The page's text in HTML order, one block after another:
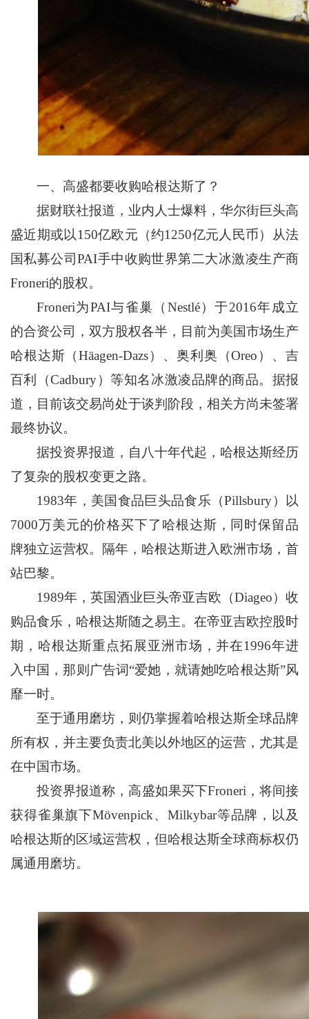
一、高盛都要收购哈根达斯了？
据财联社报道，业内人士爆料，华尔街巨头高
盛近期或以150亿欧元（约1250亿元人民币）从法
国私募公司PAI手中收购世界第二大冰激凌生产商
Froneri的股权。
Froneri为PAI与雀巢（Nestlé）于2016年成立
的合资公司，双方股权各半，目前为美国市场生产
哈根达斯（Häagen-Dazs）、奥利奥（Oreo）、吉
百利（Cadbury）等知名冰激凌品牌的商品。据报
道，目前该交易尚处于谈判阶段，相关方尚未签署
最终协议。
据投资界报道，自八十年代起，哈根达斯经历
了复杂的股权变更之路。
1983年，美国食品巨头品食乐（Pillsbury）以
7000万美元的价格买下了哈根达斯，同时保留品
牌独立运营权。隔年，哈根达斯进入欧洲市场，首
站巴黎。
1989年，英国酒业巨头帝亚吉欧（Diageo）收
购品食乐，哈根达斯随之易主。在帝亚吉欧控股时
期，哈根达斯重点拓展亚洲市场，并在1996年进
入中国，那则广告词“爱她，就请她吃哈根达斯”风
靡一时。
至于通用磨坊，则仍掌握着哈根达斯全球品牌
所有权，并主要负责北美以外地区的运营，尤其是
在中国市场。
投资界报道称，高盛如果买下Froneri，将间接
获得雀巢旗下Mövenpick、Milkybar等品牌，以及
哈根达斯的区域运营权，但哈根达斯全球商标权仍
属通用磨坊。